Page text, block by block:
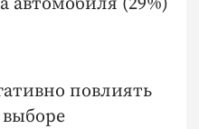
повлиять